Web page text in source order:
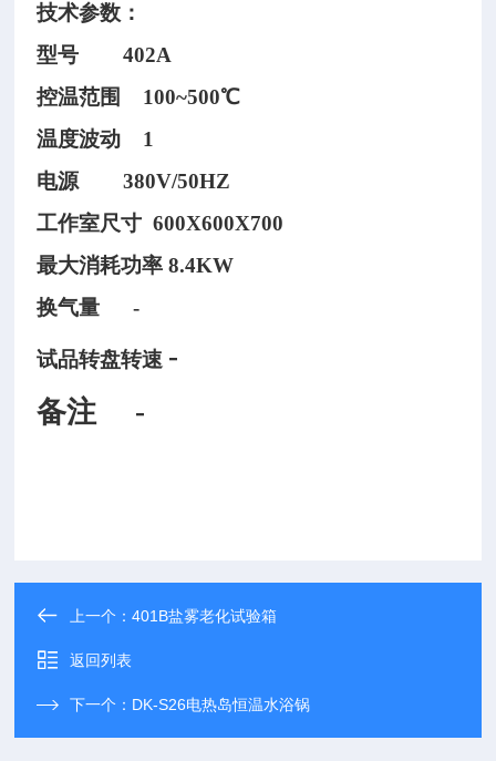
技术参数：
型号
402A
控温范围
100~500℃
温度波动
1
电源
380V/50HZ
工作室尺寸 600X600X700
最大消耗功率 8.4KW
换气量
-
试品转盘转速 -
备注
-
上一个：401B盐雾老化试验箱
返回列表
下一个： DK-S26电热岛恒温水浴锅